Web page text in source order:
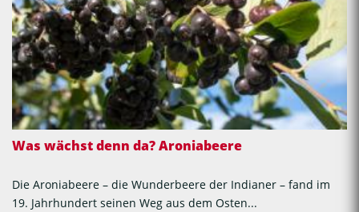
Was wächst denn da? Aroniabeere
Die Aroniabeere – die Wunderbeere der Indianer – fand im
19. Jahrhundert seinen Weg aus dem Osten...